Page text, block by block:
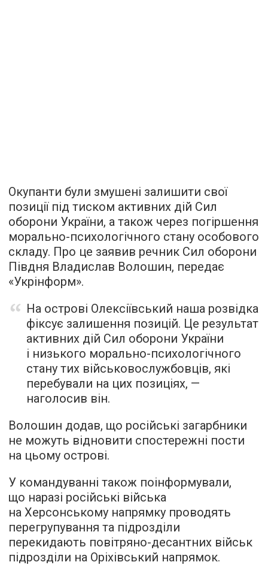
Окупанти були змушені залишити свої
позиції під тиском активних дій Сил
оборони України, а також через погіршення
морально-психологічного стану особового
складу. Про це заявив речник Сил оборони
Півдня Владислав Волошин, передає
«Укрінформ».
На острові Олексіївський наша розвідка
фіксує залишення позицій. Це результат
активних дій Сил оборони України
і низького морально-психологічного
стану тих військовослужбовців, які
перебували на цих позиціях, —
наголосив він.
Волошин додав, що російські загарбники
не можуть відновити спостережні пости
на цьому острові.
У командуванні також поінформували,
що наразі російські війська
на Херсонському напрямку проводять
перегрупування та підрозділи
перекидають повітряно-десантних військ
підрозділи на Оріхівський напрямок.